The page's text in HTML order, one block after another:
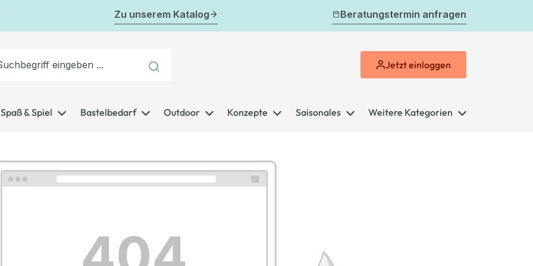
Zu unserem Katalog Beratungstermin anfragen
Jetzteinloggen
Spaß & Spiel Bastelbedarf Outdoor Konzepte Saisonales Weitere Kategorien